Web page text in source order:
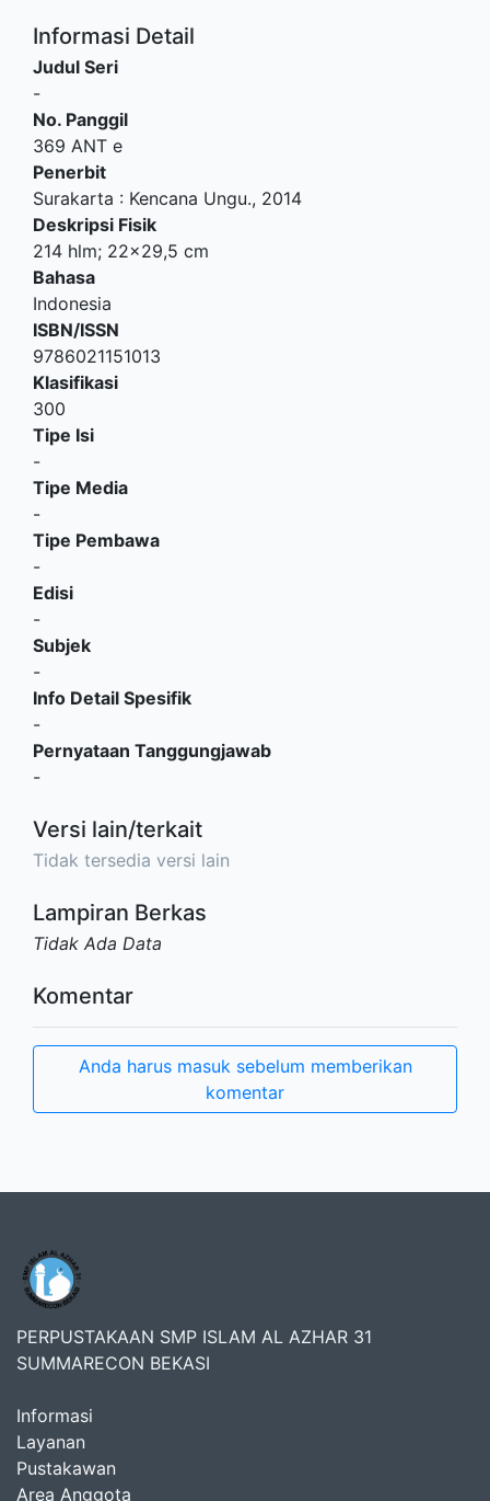
Informasi Detail
Judul Seri
-
No. Panggil
369 ANT e
Penerbit
Surakarta : Kencana Ungu., 2014
Deskripsi Fisik
214 hlm; 22x29,5 cm
Bahasa
Indonesia
ISBN/ISSN
9786021151013
Klasifikasi
300
Tipe Isi
-
Tipe Media
-
Tipe Pembawa
-
Edisi
-
Subjek
-
Info Detail Spesifik
-
Pernyataan Tanggungjawab
-
Versi lain/terkait
Tidak tersedia versi lain
Lampiran Berkas
Tidak Ada Data
Komentar
Anda harus masuk sebelum memberikan
komentar
PERPUSTAKAAN SMP ISLAM AL AZHAR 31
SUMMARECON BEKASI
Informasi
Layanan
Pustakawan
Area Anggota